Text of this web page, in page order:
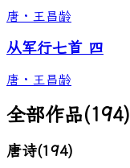
唐 · 王昌龄
从军行七首 四
唐 · 王昌龄
全部作品(194)
唐诗(194)